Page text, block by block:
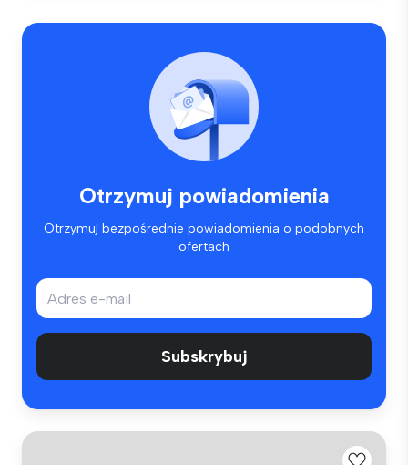
Otrzymuj powiadomienia
Otrzymuj bezpośrednie powiadomienia o podobnych
ofertach
Subskrybuj